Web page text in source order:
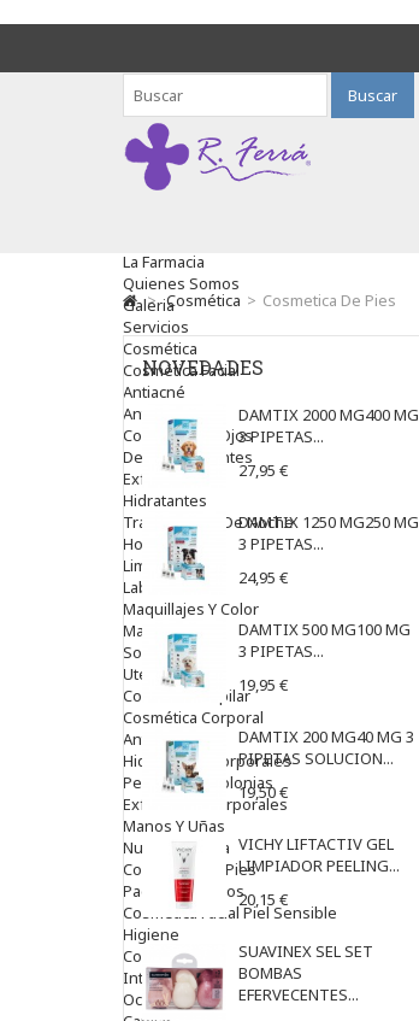
Buscar
La Farmacia
Quienes Somos
Galeria
Servicios
Cosmética
Cosmética Facial
Antiacné
Antiedad
Contorno De Ojos
Despigmentantes
Exfoliantes
Hidratantes
Tratamientos De Noche
Hombre
Limpieza
Labiales
Maquillajes Y Color
Mascarillas
Solares
Utensilios
Cosmética Capilar
Cosmética Corporal
Anticelulíticos
Hidratantes Corporales
Perfumes Y Colonias
Exfoliantes Corporales
Manos Y Uñas
Nutricosmética
Cosmetica De Pies
Pacs Cosméticos
Cosmetica Facial Piel Sensible
Higiene
Corporal
Intima
Ocular
> Cosmética > Cosmetica De Pies
NOVEDADES
DAMTIX 2000 MG400 MG
3 PIPETAS...
27,95 €
DAMTIX 1250 MG250 MG
3 PIPETAS...
24,95 €
DAMTIX 500 MG100 MG
3 PIPETAS...
19,95 €
DAMTIX 200 MG40 MG 3
PIPETAS SOLUCION...
19,50 €
VICHY LIFTACTIV GEL
LIMPIADOR PEELING...
20,15 €
SUAVINEX SEL SET
BOMBAS
EFERVECENTES...